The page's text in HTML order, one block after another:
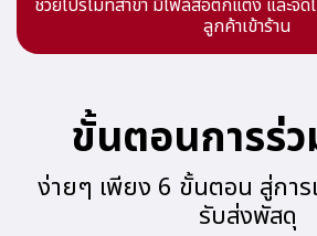
ช่วยโปรโมทสาขา มีไฟล์สื่อตกแต่ง และจั
ลูกค้าเข้าร้าน
ขั้นตอนการร่
ง่ายๆ เพียง 6 ขั้นตอน สู่การ
รับส่งพัสดุ